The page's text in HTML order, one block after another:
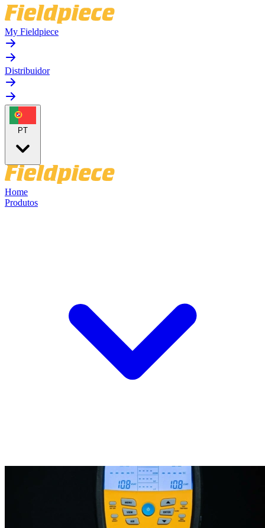
My Fieldpiece
Distribuidor
PT
Home
Produtos